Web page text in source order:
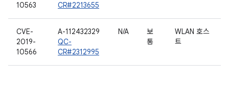
10563
CR#2213655
CVE-
2019-
10566
A-112432329
QC-
CR#2312995
N/A
보
통
WLAN 호스
트